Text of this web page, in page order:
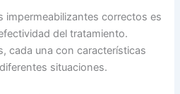
impermeabilizantes correctos es
del tratamiento.
cada una con características
situaciones.